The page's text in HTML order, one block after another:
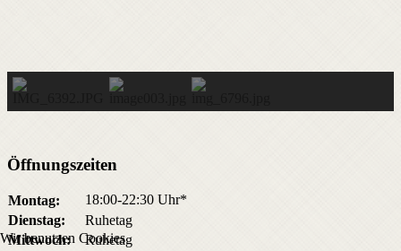
Öffnungszeiten
Montag:
18:00-22:30 Uhr*
Dienstag:
Ruhetag
Mittwoch:
Ruhetag
Wir benutzen Cookies